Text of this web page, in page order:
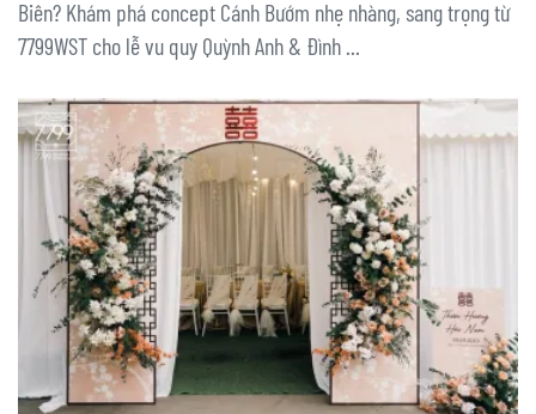
Biên? Khám phá concept Cánh Bướm nhẹ nhàng, sang trọng từ
7799WST cho lễ vu quy Quỳnh Anh & Đình ...